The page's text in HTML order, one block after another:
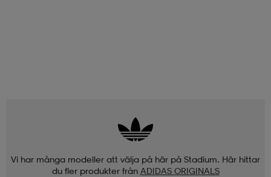
Vi har många modeller att välja på här på Stadium. Här hittar
du fler produkter från ADIDAS ORIGINALS